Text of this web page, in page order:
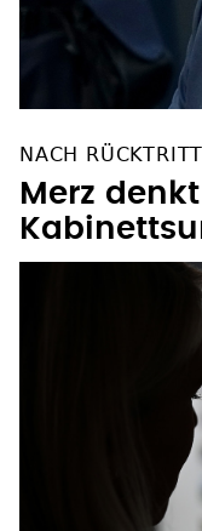
NACH
Merz